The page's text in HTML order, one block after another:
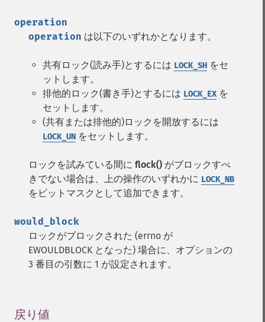
operation
operation は以下のいずれかとなります。
共有ロック(読み手)とするには LOCK_SH をセ
ットします。
排他的ロック(書き手)とするには LOCK_EXを
セットします。
(共有または排他的)ロックを開放するには
LOCK_UN をセットします。
ロックを試みている間に flock() がブロックすべ
きでない場合は、上の操作のいずれかに LOCK_NB
をビットマスクとして追加できます。
would_block
ロックがブロックされた (errno が
EWOULDBLOCK となった) 場合に、オプションの
3 番目の引数に 1 が設定されます。
戻り値